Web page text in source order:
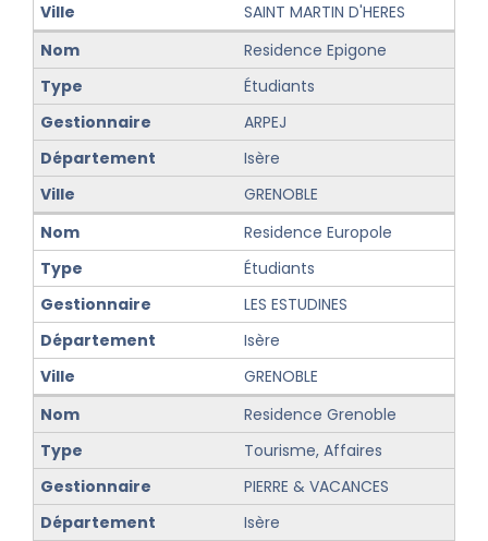
SAINT MARTIN D'HERES
Residence Epigone
Étudiants
ARPEJ
Isère
GRENOBLE
Residence Europole
Étudiants
LES ESTUDINES
Isère
GRENOBLE
Residence Grenoble
Tourisme, Affaires
PIERRE & VACANCES
Isère